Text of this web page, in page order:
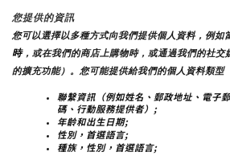
您提供的資訊
您可以選擇以多種方式向我們提供個人資料，例如
時，或在我們的商店上購物時，或通過我們的社交
的擴充功能）。您可能提供給我們的個人資料類型
聯繫資訊（例如姓名、郵政地址、電子
碼、行動服務提供者）;
年齡和出生日期;
性別，首選語言;
種族，性別，首選語言;